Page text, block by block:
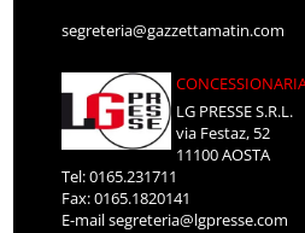
segreteria@gazzettamatin.com
LG PRESSE S.R.L.
via Festaz, 52
11100 AOSTA
Tel: 0165.231711
Fax: 0165.1820141
E-mailsegreteria@lgpresse.com